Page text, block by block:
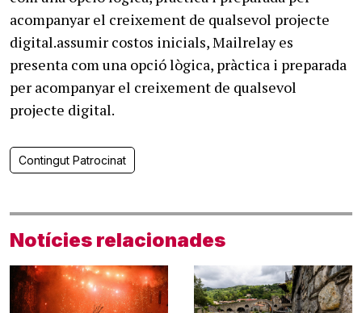
acompanyar el creixement de qualsevol projecte
digital.assumir costos inicials, Mailrelay es
presenta com una opció lògica, pràctica i preparada
per acompanyar el creixement de qualsevol
projecte digital.
Contingut Patrocinat
Notícies relacionades